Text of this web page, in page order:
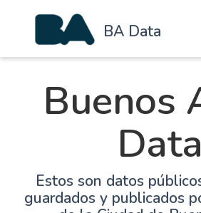
BA Data
Buenos
Data
Estos son datos
guardados y publicados